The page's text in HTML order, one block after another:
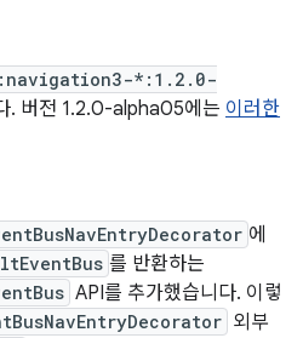
*:1.2.0-
. 버전 1.2.0-alpha05에는 이러한
에
를 반환하는
API를 추가했습니다. 이렇
외부